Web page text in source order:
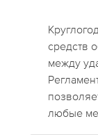
средств
между
любые